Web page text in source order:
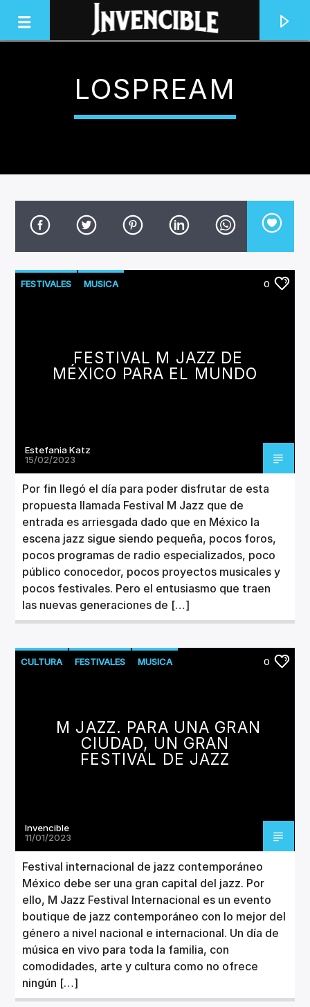
INVENCIBLE RADIO
JUNTOS SOMOS INVENCIBLES
Invencible Radio
LOSPREAM
FESTIVALES MUSICA 0
FESTIVAL M JAZZ DE
MÉXICO PARA EL MUNDO
Estefania Katz
15/02/2023
Por fin llegó el día para poder disfrutar de esta
propuesta llamada Festival M Jazz que de
entrada es arriesgada dado que en México la
escena jazz sigue siendo pequeña, pocos foros,
pocos programas de radio especializados, poco
público conocedor, pocos proyectos musicales y
pocos festivales. Pero el entusiasmo que traen
las nuevas generaciones de […]
CULTURA FESTIVALES MUSICA 0
M JAZZ. PARA UNA GRAN
CIUDAD, UN GRAN
FESTIVAL DE JAZZ
Invencible
11/01/2023
Festival internacional de jazz contemporáneo
México debe ser una gran capital del jazz. Por
ello, M Jazz Festival Internacional es un evento
boutique de jazz contemporáneo con lo mejor del
género a nivel nacional e internacional. Un día de
música en vivo para toda la familia, con
comodidades, arte y cultura como no ofrece
ningún […]